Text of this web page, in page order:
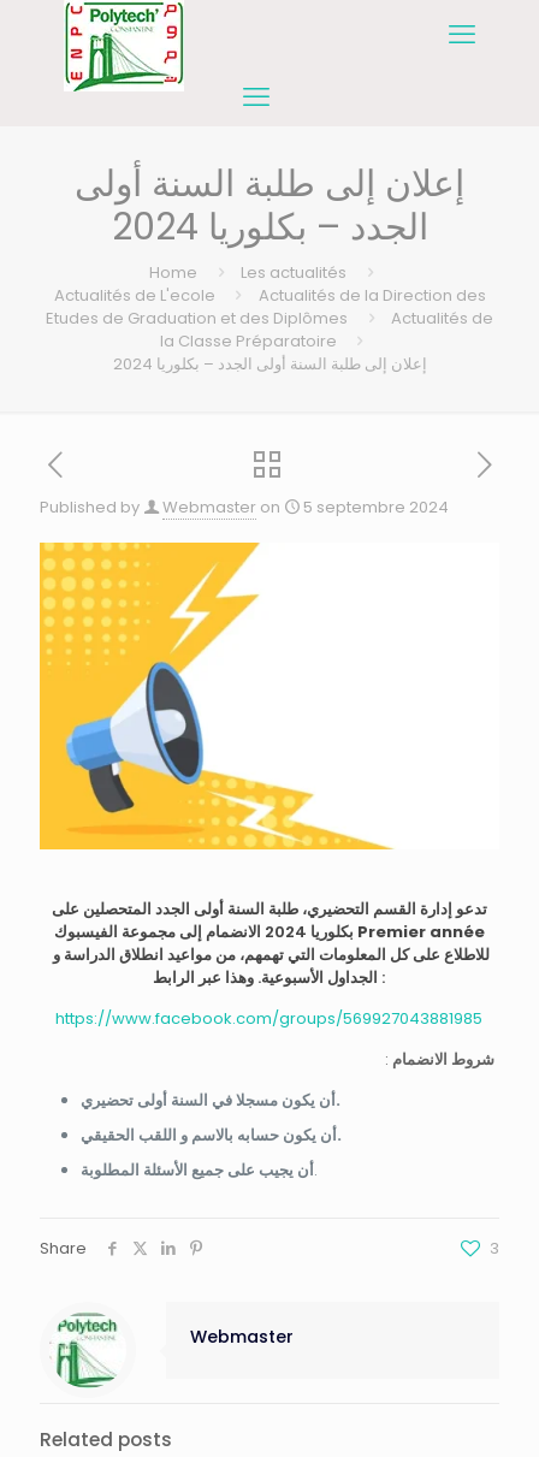
إعلان إلى طلبة السنة أولى
الجدد – بكلوريا 2024
Home
Les actualités
Actualités de L'ecole
Actualités de la Direction des
Etudes de Graduation et des Diplômes
Actualités de
la Classe Préparatoire
إعلان إلى طلبة السنة أولى الجدد – بكلوريا 2024
Published by Webmaster on 5 septembre 2024
تدعو إدارة القسم التحضيري، طلبة السنة أولى الجدد المتحصلين على
Premier année
الجداول الأسبوعية. وهذا عبر الرابط :
https://www.facebook.com/groups/569927043881985
: شروط الانضمام
أن يكون مسجلا في السنة أولى تحضيري.
أن يكون حسابه بالاسم و اللقب الحقيقي.
أن يجيب على جميع الأسئلة المطلوبة.
Share 3
Webmaster
Related posts